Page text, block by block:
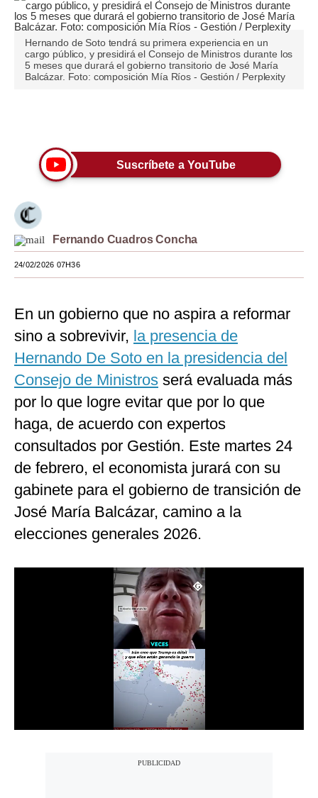
Editorial
Pregunta de hoy
Blogs
Viajes
Moda
Estilos
Mundo
EEUU
España
Internacional
Tecnología
Club del Suscriptor
G de Gestión
Notas Contratadas
Términos
Hernando de Soto tendrá su primera experiencia en un
cargo público, y presidirá el Consejo de Ministros durante los
5 meses que durará el gobierno transitorio de José María
Balcázar. Foto: composición Mía Ríos - Gestión / Perplexity
Suscríbete a YouTube
Fernando Cuadros Concha
24/02/2026 07H36
En un gobierno que no aspira a reformar
sino a sobrevivir, la presencia de
Hernando De Soto en la presidencia del
Consejo de Ministros será evaluada más
por lo que logre evitar que por lo que
haga, de acuerdo con expertos
consultados por Gestión. Este martes 24
de febrero, el economista jurará con su
gabinete para el gobierno de transición de
José María Balcázar, camino a la
elecciones generales 2026.